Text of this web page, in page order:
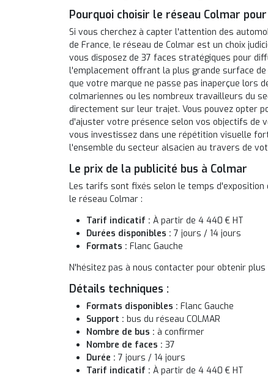
Pourquoi choisir le réseau Colmar
Si vous cherchez à capter l'attention des
de France, le réseau de Colmar est un choix
vous disposez de 37 faces stratégiques pour
l'emplacement offrant la plus grande surface
que votre marque ne passe pas inaperçue lors
colmariennes ou les nombreux travailleurs du
directement sur leur trajet. Vous pouvez opter
d'ajuster votre présence selon vos objectifs de
vous investissez dans une répétition visuelle
l'ensemble du secteur alsacien au travers de
Le prix de la publicité bus à Colmar
Les tarifs sont fixés selon le temps d'exposition
le réseau Colmar :
Tarif indicatif : À partir de 4 440 € HT
Durées disponibles : 7 jours / 14 jours
Formats : Flanc Gauche
N'hésitez pas à nous contacter pour obtenir
Détails techniques :
Formats disponibles : Flanc Gauche
Support : bus du réseau COLMAR
Nombre de bus : à confirmer
Nombre de faces : 37
Durée : 7 jours / 14 jours
Tarif indicatif : À partir de 4 440 € HT